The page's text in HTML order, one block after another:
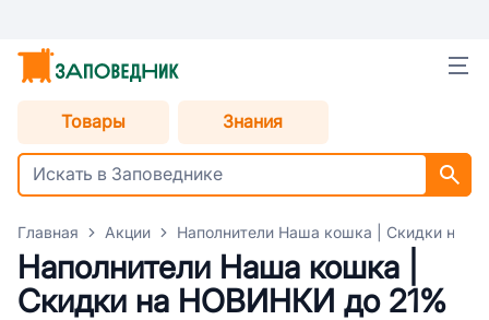
Товары Знания
Главная Акции Наполнители Наша кошка | Скидки на
Наполнители Наша кошка |
Скидки на НОВИНКИ до 21%